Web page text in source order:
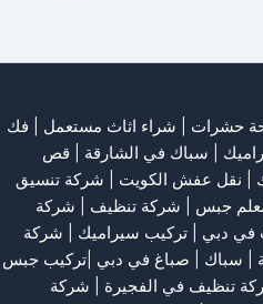
حشرات شراء اثاث مستعمل
فك
| سباك في الشارقة
قص
نقل عفش الكويت
شركة تنسيق
جبس شركة تنظيف
شركة
في دبي تركيب سيراميك
شركة
| سباك | صباغ في دبي |تركيب جبس
تنظيف في الفجيرة
شركة